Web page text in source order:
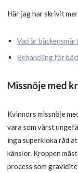
Här jag har skrivit
Vad är
Behandling för
Missnöje med
Kvinnors missnöje
vara som värst
inga superkloka råd
känslor. Kroppen
process som